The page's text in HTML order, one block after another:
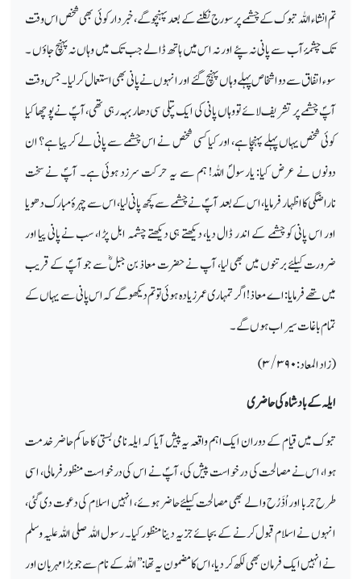
تم انشاء اللہ تبوک کے چشمے پر سورج نکلنے کے بعد پہنچوگے، خبر دار کوئی بھی شخص اس وقت
تک چشمۂ آب سے پانی نہ پئے اور نہ اس میں ہاتھ ڈالے جب تک میں وہاں نہ پہنچ جاؤں ۔
سوء اتفاق سے دو اشخاص پہلے وہاں پہنچ گئے اور انہوں نے پانی بھی استعمال کرلیا۔ جس وقت
آپؐ چشمے پر تشریف لائے تو وہاں پانی کی ایک پتلی سی دھار بہہ رہی تھی، آپؐ نے پوچھا کیا
کوئی شخص یہاں پہلے پہنچا ہے، اور کیا کسی شخص نے اس چشمے سے پانی لے کر پیا ہے؟ ان
دونوں نے عرض کیا: یارسولؐ اللہ! ہم سے یہ حرکت سرزد ہوئی ہے۔ آپؐ نے سخت
ناراضگی کا اظہار فرمایا، اس کے بعد آپؐ نے چشمے سے کچھ پانی لیا، اس سے چہرۂ مبارک دھویا
اور اس پانی کو چشمے کے اندر ڈال دیا، دیکھتے ہی دیکھتے چشمہ ابل پڑا، سب نے پانی پیا اور
ضرورت کیلئے برتنوں میں بھی لیا، آپ نے حضرت معاذ بن جبلؓ سے جو آپؐ کے قریب
میں تھے فرمایا: اے معاذ! اگر تمہاری عمر زیادہ ہوئی تو تم دیکھوگے کہ اس پانی سے یہاں کے
تمام باغات سیراب ہوں گے۔
(زاد المعاد:۳/۳۹۰)
ایلہ کے بادشاہ کی حاضری
تبوک میں قیام کے دوران ایک اہم واقعہ یہ پیش آیا کہ ایلہ نامی بستی کا حاکم حاضر خدمت
ہوا، اس نے مصالحت کی درخواست پیش کی، آپؐ نے اس کی درخواست منظور فرمالی، اسی
طرح جربا اور اُذَرُح والے بھی مصالحت کیلئے حاضر ہوئے، انہیں اسلام کی دعوت دی گئی،
انہوں نے اسلام قبول کرنے کے بجائے جزیہ دینا منظور کیا۔ رسول اللہ صلی اللہ علیہ وسلم
نے انہیں ایک فرمان بھی لکھ کر دیا، اس کا مضمون یہ تھا: ’’اللہ کے نام سے جو بڑا مہربان اور